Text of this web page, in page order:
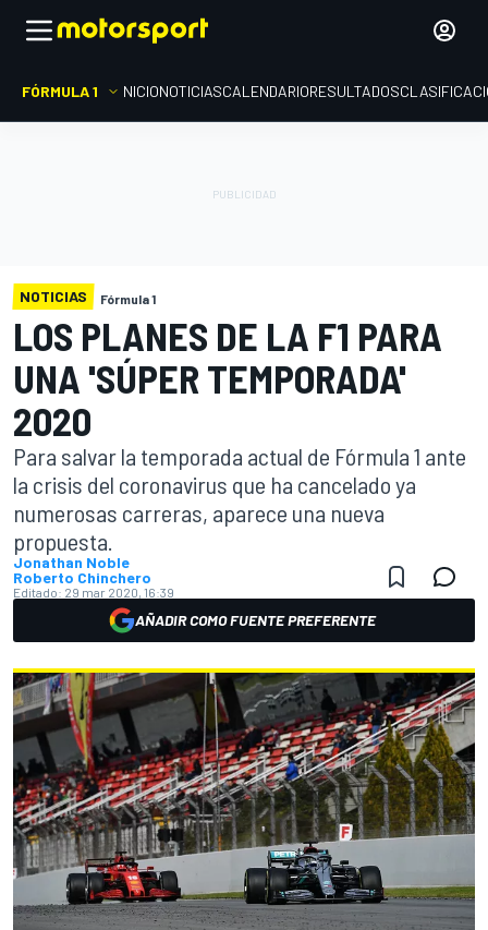
FÓRMULA 1 INICIONOTICIASCALENDARIORESULTADOS
NOTICIAS Fórmula 1
LOS PLANES DE LA F1 PARA
UNA 'SÚPER TEMPORADA'
2020
Para salvar la temporada actual de Fórmula 1 ante
la crisis del coronavirus que ha cancelado ya
numerosas carreras, aparece una nueva
propuesta.
Jonathan Noble
Roberto Chinchero
Editado: 29 mar 2020, 16:39
AÑADIR COMO FUENTE PREFERENTE